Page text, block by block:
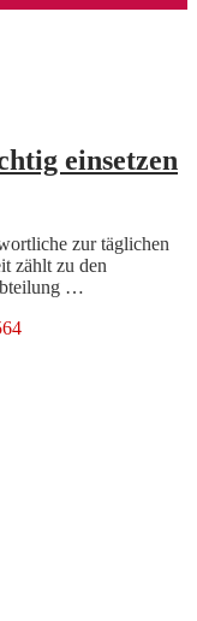
einsetzen
zur täglichen
zählt zu den
…